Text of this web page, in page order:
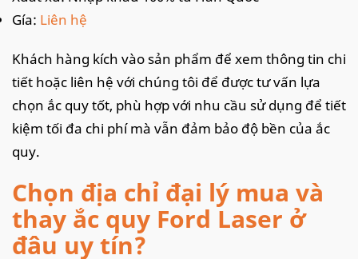
Gía: Liên hệ
Khách hàng kích vào sản phẩm để xem thông tin chi
tiết hoặc liên hệ với chúng tôi để được tư vấn lựa
chọn ắc quy tốt, phù hợp với nhu cầu sử dụng để tiết
kiệm tối đa chi phí mà vẫn đảm bảo độ bền của ắc
quy.
Chọn địa chỉ đại lý mua và
thay ắc quy Ford Laser ở
đâu uy tín?